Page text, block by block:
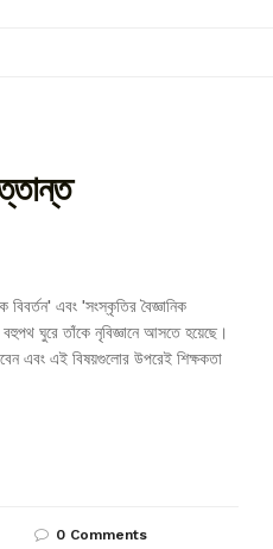
এবং 'সংস্কৃতির বৈজ্ঞানিক
ঘুরে তাঁকে নৃবিজ্ঞানে আসতে হয়েছে।
এবং এই বিষয়গুলোর উপরেই শিক্ষকতা
0 Comments